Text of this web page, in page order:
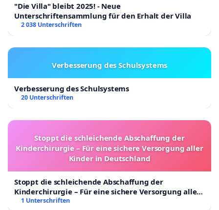
"Die Villa" bleibt 2025! - Neue
Unterschriftensammlung für den Erhalt der Villa
2 038 Unterschriften
Verbesserung des Schulsystems
Verbesserung des Schulsystems
20 Unterschriften
Stoppt die schleichende Abschaffung der
Kinderchirurgie – Für eine sichere Versorgung aller
Kinder in Deutschland
Stoppt die schleichende Abschaffung der
Kinderchirurgie – Für eine sichere Versorgung aller
Kinder in Deutschland
1 Unterschriften